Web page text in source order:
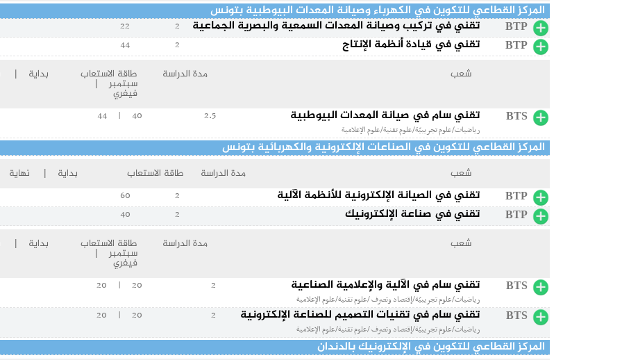
المركز القطاعي للتكوين في الكهرباء وصيانة المعدات البيوطبية بتونس
BTP
تقني في تركيب وصيانة المعدات السمعية والبصرية الجماعية 2
22
BTP تقني في قيادة أنظمة الإنتاج 2
44
شعب مدة الدراسة طاقة الاستعاب
سبتمبر |
فيفري
بداية |
BTS تقني سام في صيانة المعدات البيوطبية
رياضيات/علوم تجريبيّة/علوم تقنية/علوم الإعلامية
2.5
40 | 44
المركز القطاعي للتكوين في الصناعات الإلكترونية والكهربائية بتونس
شعب مدة الدراسة طاقة الاستعاب بداية | نهاية
BTP تقني في الصيانة الإلكترونية للأنظمة الآلية 2
60
BTP تقني في صناعة الإلكترونيك 2
40
شعب مدة الدراسة طاقة الاستعاب
سبتمبر |
فيفري
بداية |
BTS تقني سام في الآلية والإعلامية الصناعية
رياضيات/علوم تجريبيّة/إقتصاد وتصرف /علوم تقنية/علوم الإعلامية
2
20 | 20
BTS تقني سام في تقنيات التصميم للصناعة الإلكترونية
رياضيات/علوم تجريبيّة/إقتصاد وتصرف /علوم تقنية/علوم الإعلامية
2
20 | 20
المركز القطاعي للتكوين في الإلكترونيك بالدندان